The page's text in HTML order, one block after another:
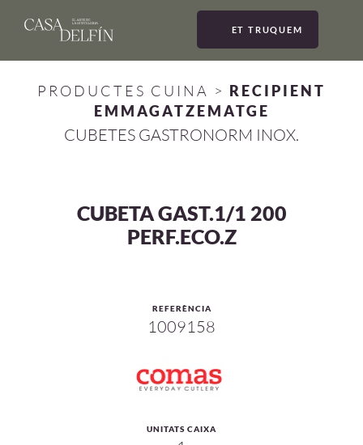
ET TRUQUEM
PRODUCTES CUINA > RECIPIENT
EMMAGATZEMATGE
CUBETES GASTRONORM INOX.
CUBETA GAST.1/1 200
PERF.ECO.Z
REFERÈNCIA
1009158
UNITATS CAIXA